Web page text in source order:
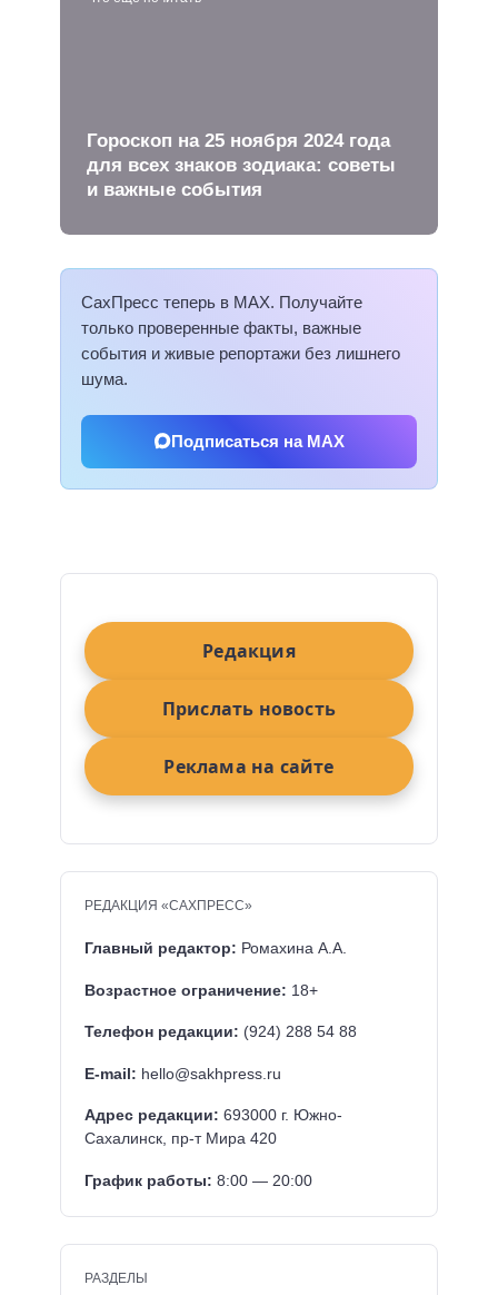
Гороскоп на 25 ноября 2024 года
для всех знаков зодиака: советы
и важные события
СахПресс теперь в MAX. Получайте
только проверенные факты, важные
события и живые репортажи без лишнего
шума.
Подписаться на MAX
Редакция
Прислать новость
Реклама на сайте
РЕДАКЦИЯ «САХПРЕСС»
Главный редактор: Ромахина А.А.
Возрастное ограничение: 18+
Телефон редакции: (924) 288 54 88
E-mail: hello@sakhpress.ru
Адрес редакции: 693000 г. Южно-
Сахалинск, пр-т Мира 420
График работы: 8:00 — 20:00
РАЗДЕЛЫ